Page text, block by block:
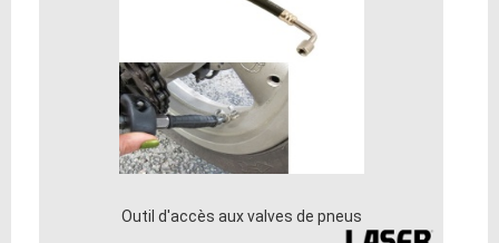
Outil d'accès aux valves de pneus